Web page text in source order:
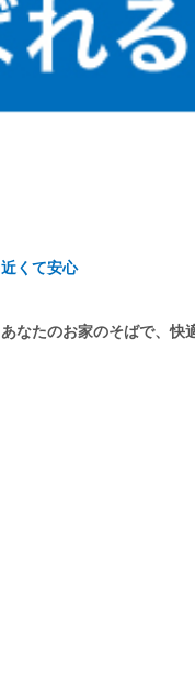
近くて安心
あなたのお家のそばで、快